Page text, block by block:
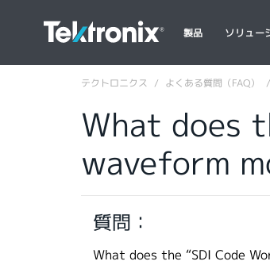
製品 ソリュー
テクトロニクス よくある質問（FAQ）
What does
waveform
質問：
What does the “SDI Code